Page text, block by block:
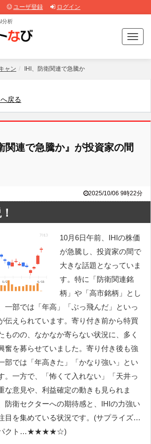
ユーザ登録 ログイン
T
o
g
分析
ャン IHI、防衛関連で急騰か
戻る
関連で急騰か』が投資家の間
2025/10/06 9時22分
10月6日午前、IHIの株価
が急騰し、投資家の間で
大きな話題となっていま
す。特に「防衛関連銘
柄」や「高市銘柄」とし
一部では「年高」「ぶっ飛んだ」といっ
伝えられています。寄り付き前から特買
ものの、なかなか寄らない状況に、多く
奮を募らせていました。寄り付き後も強
部では「年高きた」「かなり強い」とい
。一方で、「怖くて入れない」「天井っ
な意見や、利益確定の動きも見られま
防衛セクターへの期待感と、IHIの力強い
目を集めている状況です。(サプライズ…
クト…★★★★☆)